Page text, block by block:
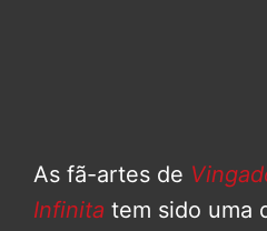
As fã-artes de
Infinita tem sido uma